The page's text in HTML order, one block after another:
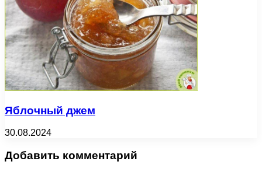
Яблочный джем
30.08.2024
Добавить комментарий